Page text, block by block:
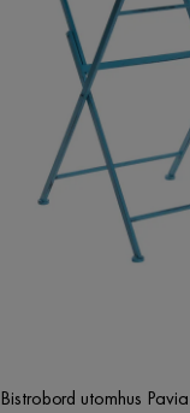
Bistrobord utomhus